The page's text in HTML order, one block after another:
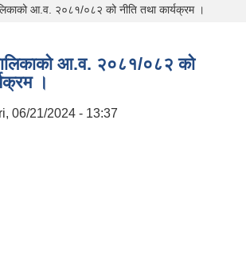
आ.व. २०८१/०८२ को नीति तथा कार्यक्रम ।
आ.व. २०८१/०८२ को
।
06/21/2024 - 13:37